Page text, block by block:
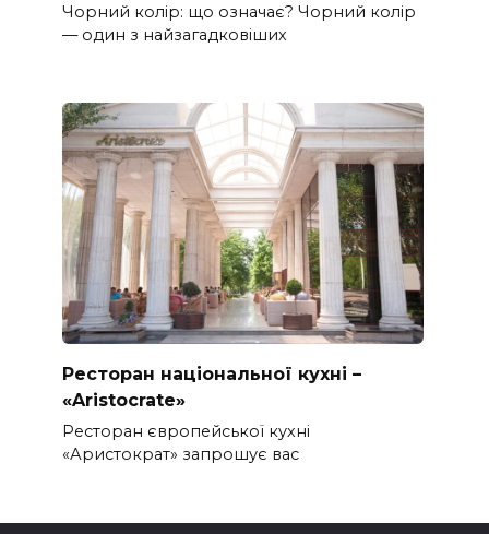
Чорний колір: що означає? Чорний колір
— один з найзагадковіших
Ресторан національної кухні –
«Aristocrate»
Ресторан європейської кухні
«Аристократ» запрошує вас